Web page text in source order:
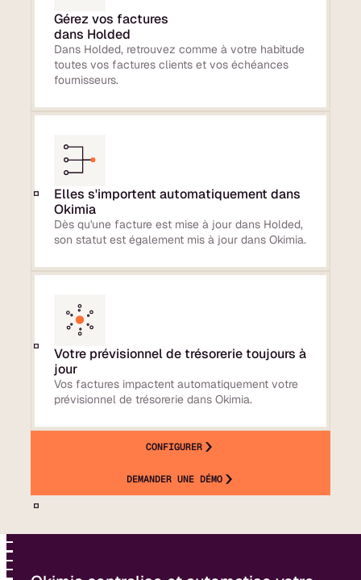
Gérez vos factures
dans Holded
Dans Holded, retrouvez comme à votre habitude
toutes vos factures clients et vos échéances
fournisseurs.
Elles s'importent automatiquement dans
Okimia
Dès qu'une facture est mise à jour dans Holded,
son statut est également mis à jour dans Okimia.
Votre prévisionnel de trésorerie toujours à
jour
Vos factures impactent automatiquement votre
prévisionnel de trésorerie dans Okimia.
CONFIGURER
DEMANDER UNE DÉMO